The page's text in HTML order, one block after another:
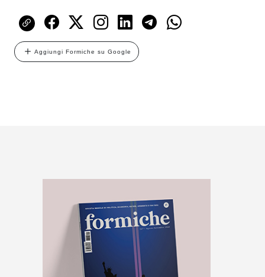
Aggiungi Formiche su Google